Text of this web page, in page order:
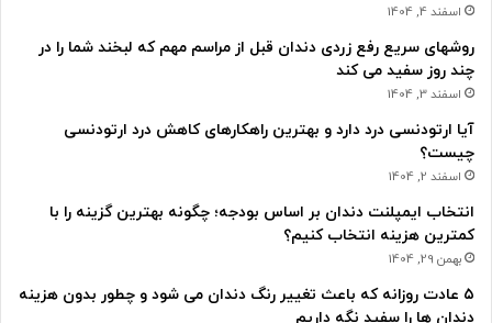
اسفند 4, 1404
روشهای سریع رفع زردی دندان قبل از مراسم مهم که لبخند شما را در
چند روز سفید می کند
اسفند 3, 1404
آیا ارتودنسی درد دارد و بهترین راهکارهای کاهش درد ارتودنسی
چیست؟
اسفند 2, 1404
انتخاب ایمپلنت دندان بر اساس بودجه؛ چگونه بهترین گزینه را با
کمترین هزینه انتخاب کنیم؟
بهمن 29, 1404
۵ عادت روزانه که باعث تغییر رنگ دندان می شود و چطور بدون هزینه
دندان ها را سفید نگه داریم